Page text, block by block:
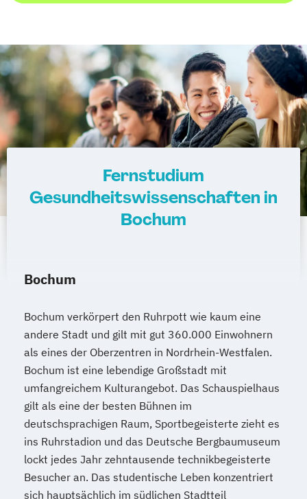
Fernstudium
Gesundheitswissenschaften in
Bochum
Bochum
Bochum verkörpert den Ruhrpott wie kaum eine
andere Stadt und gilt mit gut 360.000 Einwohnern
als eines der Oberzentren in Nordrhein-Westfalen.
Bochum ist eine lebendige Großstadt mit
umfangreichem Kulturangebot. Das Schauspielhaus
gilt als eine der besten Bühnen im
deutschsprachigen Raum, Sportbegeisterte zieht es
ins Ruhrstadion und das Deutsche Bergbaumuseum
lockt jedes Jahr zehntausende technikbegeisterte
Besucher an. Das studentische Leben konzentriert
sich hauptsächlich im südlichen Stadtteil